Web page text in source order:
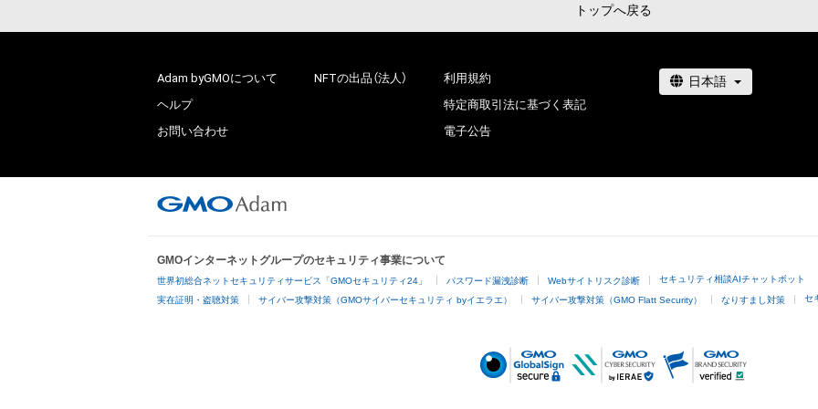
トップへ戻る
Adam byGMOについて
ヘルプ
お問い合わせ
NFTの出品（法人）
利用規約
特定商取引法に基づく表記
電子公告
GMOインターネットグループのセキュリティ事業について
世界初総合ネットセキュリティサービス「GMOセキュリティ24」 パスワード漏洩診断 Webサイトリスク診断 セキュリティ相談AIチャットボット
実在証明・盗聴対策 サイバー攻撃対策（GMOサイバーセキュリティ byイエラエ） サイバー攻撃対策（GMO Flatt Security） なりすまし対策 セ